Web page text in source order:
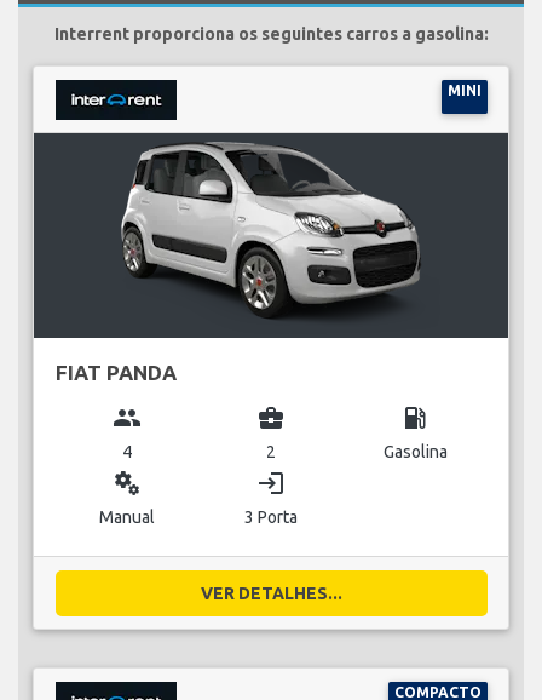
Interrent proporciona os seguintes carros a gasolina:
MINI
FIAT PANDA
group
4
business_center
2
local_gas_station
Gasolina
miscellaneous_services
Manual
login
3 Porta
VER DETALHES...
COMPACTO